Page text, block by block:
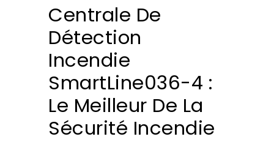
Centrale De
Détection
Incendie
SmartLine036-4 :
Le Meilleur De La
Sécurité Incendie